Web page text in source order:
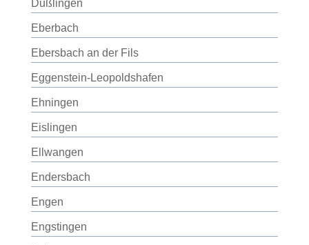
Dußlingen
Eberbach
Ebersbach an der Fils
Eggenstein-Leopoldshafen
Ehningen
Eislingen
Ellwangen
Endersbach
Engen
Engstingen